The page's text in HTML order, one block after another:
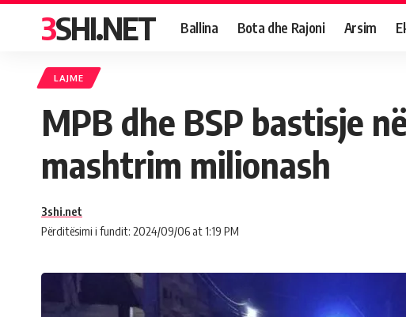
3SHI.NET Ballina Bota dhe Rajoni Arsim
LAJME
MPB dhe BSP bastisje
mashtrim milionash
Përditësimi i fundit: 2024/09/06 at 1:19 PM
3shi.net